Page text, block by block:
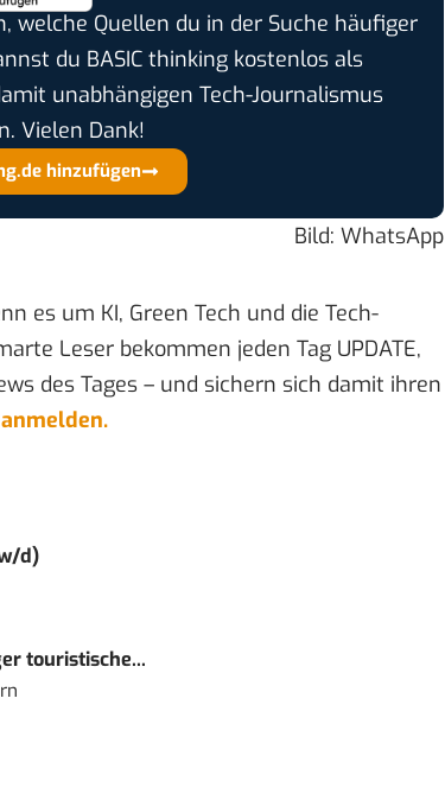
welche Quellen du in der Suche häufiger
du BASIC thinking kostenlos als
unabhängigen Tech-Journalismus
Vielen Dank!
hinzufügen
Bild: WhatsApp
es um KI, Green Tech und die Tech-
Leser bekommen jeden Tag UPDATE,
des Tages – und sichern sich damit ihren
d)
touristische...